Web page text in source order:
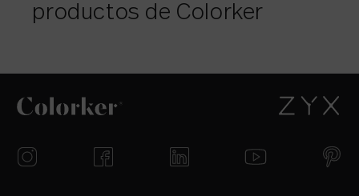
productos de Colorker